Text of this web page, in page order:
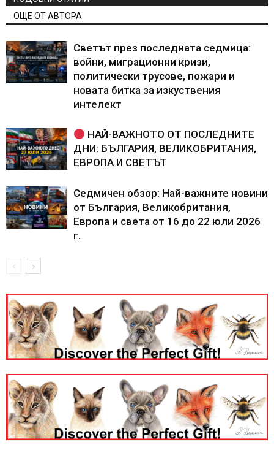
ОЩЕ ОТ АВТОРА
Светът през последната седмица:
войни, миграционни кризи,
политически трусове, пожари и
новата битка за изкуствения
интелект
НАЙ-ВАЖНОТО ОТ ПОСЛЕДНИТЕ
ДНИ: БЪЛГАРИЯ, ВЕЛИКОБРИТАНИЯ,
ЕВРОПА И СВЕТЪТ
Седмичен обзор: Най-важните новини
от България, Великобритания,
Европа и света от 16 до 22 юли 2026
г.